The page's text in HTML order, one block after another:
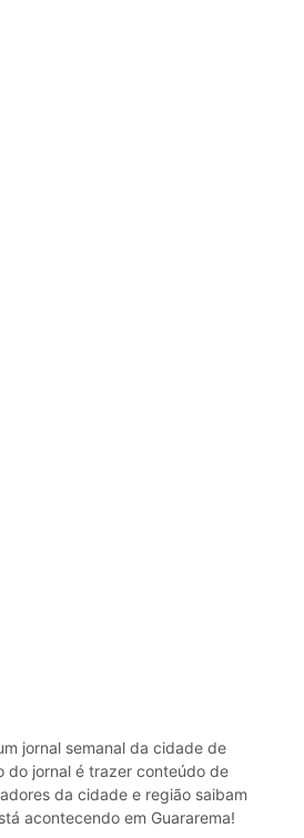
jornal semanal da cidade de
do jornal é trazer conteúdo de
da cidade e região saibam
acontecendo em Guararema!